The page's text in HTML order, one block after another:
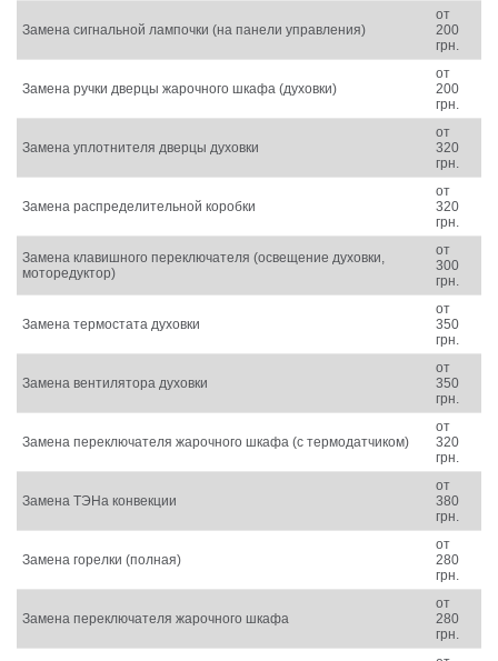
Замена сигнальной лампочки (на панели управления)
от
200
грн.
Замена ручки дверцы жарочного шкафа (духовки)
от
200
грн.
Замена уплотнителя дверцы духовки
от
320
грн.
Замена распределительной коробки
от
320
грн.
Замена клавишного переключателя (освещение духовки,
моторедуктор)
от
300
грн.
Замена термостата духовки
от
350
грн.
Замена вентилятора духовки
от
350
грн.
Замена переключателя жарочного шкафа (с термодатчиком)
от
320
грн.
Замена ТЭНа конвекции
от
380
грн.
Замена горелки (полная)
от
280
грн.
Замена переключателя жарочного шкафа
от
280
грн.